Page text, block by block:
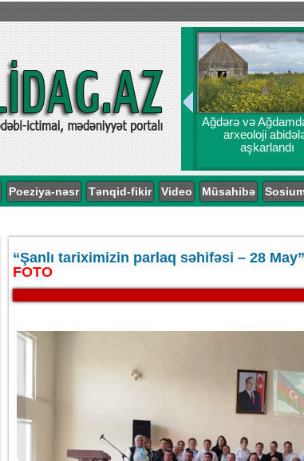
Ağdərə və
arxeoloji
aşkarlandı
Poeziya-nəsr Tənqid-fikir Video Müsahibə
“Şanlı tariximizin parlaq səhifəsi – 28
FOTO